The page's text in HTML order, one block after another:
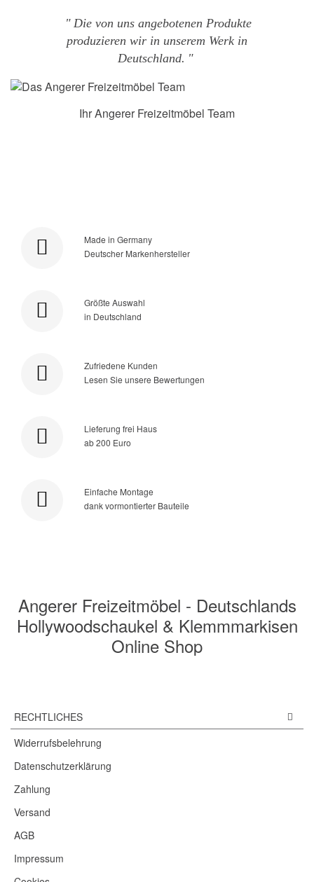
Die von uns angebotenen Produkte
produzieren wir in unserem Werk in
Deutschland.
Ihr Angerer Freizeitmöbel Team
Made in Germany
Deutscher Markenhersteller
Größte Auswahl
in Deutschland
Zufriedene Kunden
Lesen Sie unsere Bewertungen
Lieferung frei Haus
ab 200 Euro
Einfache Montage
dank vormontierter Bauteile
Angerer Freizeitmöbel - Deutschlands
Hollywoodschaukel & Klemmmarkisen
Online Shop
RECHTLICHES
Widerrufsbelehrung
Datenschutzerklärung
Zahlung
Versand
AGB
Impressum